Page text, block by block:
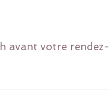
avant votre rendez-